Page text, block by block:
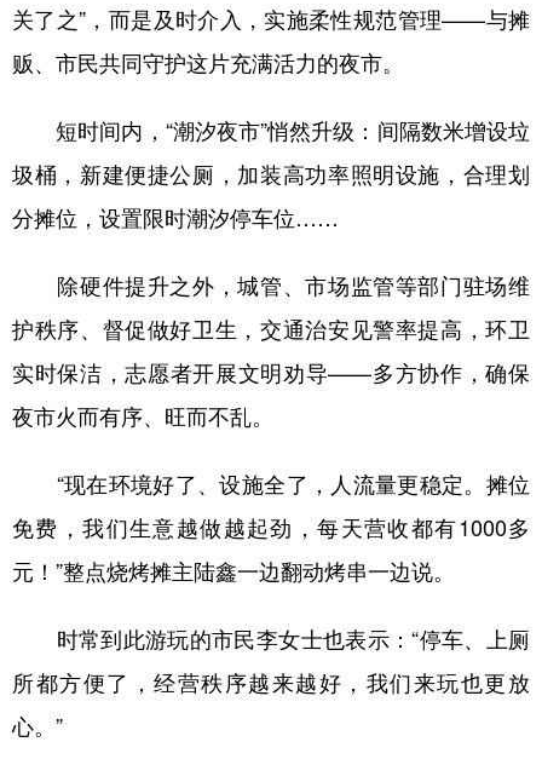
关了之”，而是及时介入，实施柔性规范管理——与摊
贩、市民共同守护这片充满活力的夜市。
短时间内，“潮汐夜市”悄然升级：间隔数米增设垃
圾桶，新建便捷公厕，加装高功率照明设施，合理划
分摊位，设置限时潮汐停车位……
除硬件提升之外，城管、市场监管等部门驻场维
护秩序、督促做好卫生，交通治安见警率提高，环卫
实时保洁，志愿者开展文明劝导——多方协作，确保
夜市火而有序、旺而不乱。
“现在环境好了、设施全了，人流量更稳定。摊位
免费，我们生意越做越起劲，每天营收都有1000多
元！”整点烧烤摊主陆鑫一边翻动烤串一边说。
时常到此游玩的市民李女士也表示：“停车、上厕
所都方便了，经营秩序越来越好，我们来玩也更放
心。”